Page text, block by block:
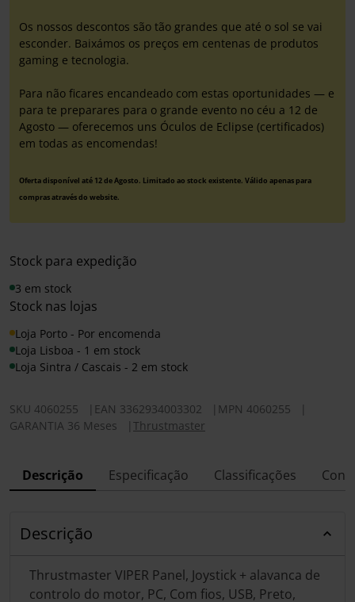
Os nossos descontos são tão grandes que até o sol se vai
esconder. Baixámos os preços em centenas de produtos
gaming e tecnologia.
Para não ficares encandeado com estas oportunidades — e
para te preparares para o grande evento no céu a 12 de
Agosto — oferecemos uns Óculos de Eclipse (certificados)
em todas as encomendas!
Oferta disponível até 12 de Agosto. Limitado ao stock existente. Válido apenas para
compras através do website.
Stock para expedição
3 em stock
Stock nas lojas
Loja Porto - Por encomenda
Loja Lisboa - 1 em stock
Loja Sintra / Cascais - 2 em stock
SKU 4060255 EAN 3362934003302 MPN 4060255
GARANTIA 36 Meses
Thrustmaster
Descrição Especificação Classificações
Descrição
Thrustmaster VIPER Panel, Joystick + alavanca de
controlo do motor, PC, Com fios, USB, Preto,